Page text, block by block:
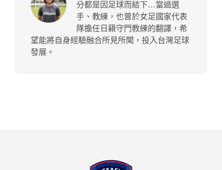
分都是因足球而結下…當過選
手、教練，也曾於女足國家代表
隊擔任日籍守門教練的翻譯，希
望能將自身經驗融合所見所聞，投入台灣足球
發展。